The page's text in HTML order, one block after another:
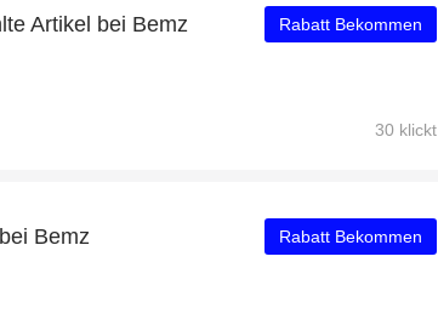
Artikel bei Bemz Rabatt Bekommen
30 klickt
Bemz Rabatt Bekommen